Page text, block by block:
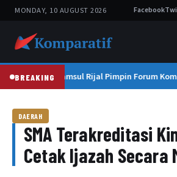
MONDAY, 10 AUGUST 2026 Facebook
BREAKING
Prof. Syamsul Rijal Pimpin Forum
DAERAH
SMA Terakreditasi
Cetak Ijazah Secara